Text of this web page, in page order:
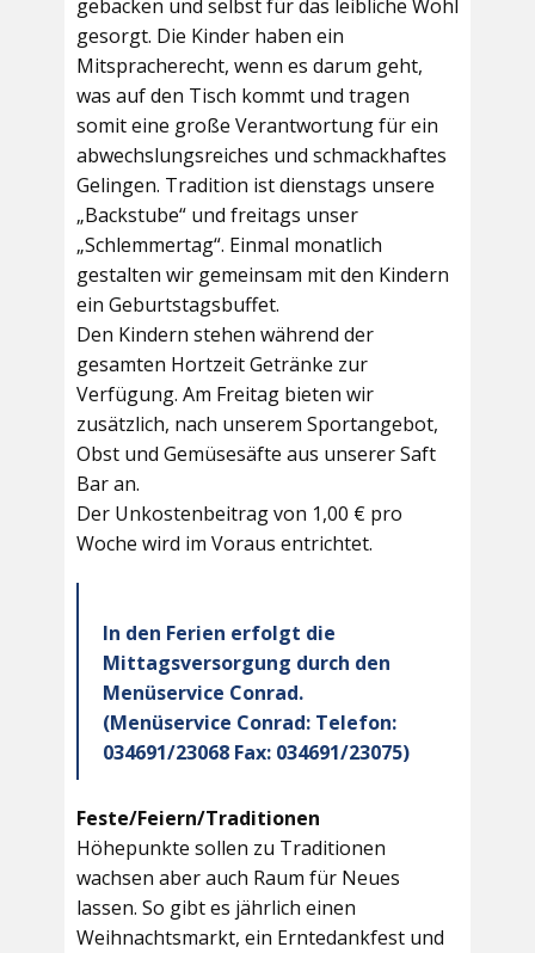
gebacken und selbst für das leibliche Wohl
gesorgt. Die Kinder haben ein
Mitspracherecht, wenn es darum geht,
was auf den Tisch kommt und tragen
somit eine große Verantwortung für ein
abwechslungsreiches und schmackhaftes
Gelingen. Tradition ist dienstags unsere
„Backstube“ und freitags unser
„Schlemmertag“. Einmal monatlich
gestalten wir gemeinsam mit den Kindern
ein Geburtstagsbuffet.
Den Kindern stehen während der
gesamten Hortzeit Getränke zur
Verfügung. Am Freitag bieten wir
zusätzlich, nach unserem Sportangebot,
Obst und Gemüsesäfte aus unserer Saft
Bar an.
Der Unkostenbeitrag von 1,00 € pro
Woche wird im Voraus entrichtet.
In den Ferien erfolgt die
Mittagsversorgung durch den
Menüservice Conrad.
(Menüservice Conrad: Telefon:
034691/23068 Fax: 034691/23075)
Feste/Feiern/Traditionen
Höhepunkte sollen zu Traditionen
wachsen aber auch Raum für Neues
lassen. So gibt es jährlich einen
Weihnachtsmarkt, ein Erntedankfest und